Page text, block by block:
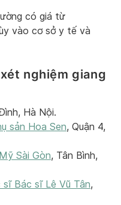
có giá từ
vào cơ sở y tế và
nghiệm giang
Hà Nội.
sản Hoa Sen, Quận 4,
Sài Gòn, Tân Bình,
sĩ Bác sĩ Lê Vũ Tân,